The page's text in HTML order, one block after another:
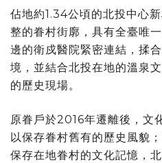
佔地約1.34公頃的北投中心
整的眷村街廓，具有全臺唯
邊的衛戍醫院緊密連結，揉
境，並結合北投在地的溫泉
的歷史現場。
原眷戶於2016年遷離後，文
以保存眷村舊有的歷史風貌
保存在地眷村的文化記憶，